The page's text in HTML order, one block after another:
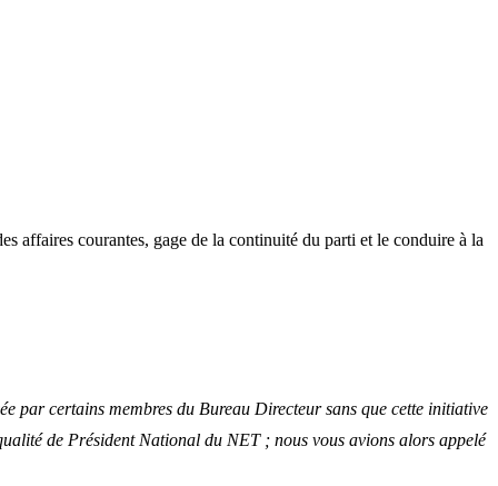
affaires courantes, gage de la continuité du parti et le conduire à la
par certains membres du Bureau Directeur sans que cette initiative
de Président National du NET ; nous vous avions alors appelé